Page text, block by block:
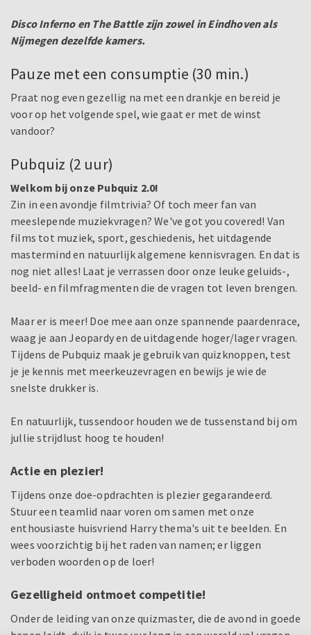
Disco Inferno en The Battle zijn zowel in Eindhoven als
Nijmegen dezelfde kamers.
Pauze met een consumptie (30 min.)
Praat nog even gezellig na met een drankje en bereid je
voor op het volgende spel, wie gaat er met de winst
vandoor?
Pubquiz (2 uur)
Welkom bij onze Pubquiz 2.0!
Zin in een avondje filmtrivia? Of toch meer fan van
meeslepende muziekvragen? We've got you covered! Van
films tot muziek, sport, geschiedenis, het uitdagende
mastermind en natuurlijk algemene kennisvragen. En dat is
nog niet alles! Laat je verrassen door onze leuke geluids-,
beeld- en filmfragmenten die de vragen tot leven brengen.
Maar er is meer! Doe mee aan onze spannende paardenrace,
waag je aan Jeopardy en de uitdagende hoger/lager vragen.
Tijdens de Pubquiz maak je gebruik van quizknoppen, test
je je kennis met meerkeuzevragen en bewijs je wie de
snelste drukker is.
En natuurlijk, tussendoor houden we de tussenstand bij om
jullie strijdlust hoog te houden!
Actie en plezier!
Tijdens onze doe-opdrachten is plezier gegarandeerd.
Stuur een teamlid naar voren om samen met onze
enthousiaste huisvriend Harry thema's uit te beelden. En
wees voorzichtig bij het raden van namen; er liggen
verboden woorden op de loer!
Gezelligheid ontmoet competitie!
Onder de leiding van onze quizmaster, die de avond in goede